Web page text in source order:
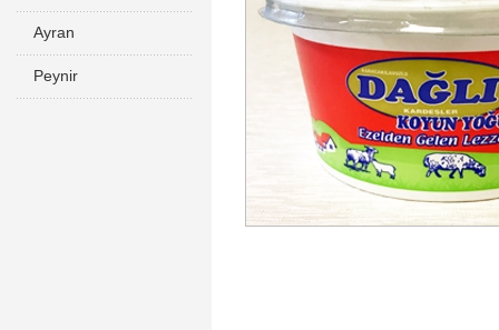
Ayran
Peynir